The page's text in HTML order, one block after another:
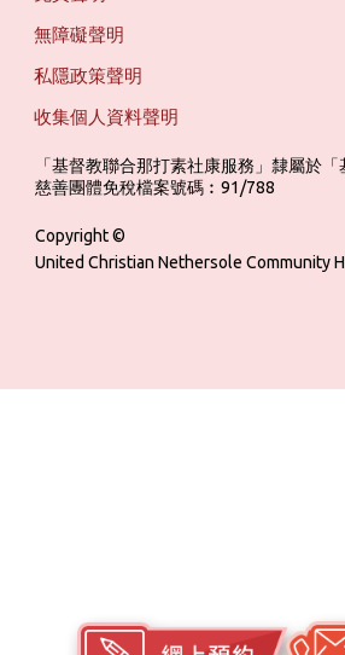
無障礙聲明
私隱政策聲明
收集個人資料聲明
「基督教聯合那打素社康服務」隸屬於
慈善團體免稅檔案號碼︰91/788
Copyright ©
United Christian Nethersole Community